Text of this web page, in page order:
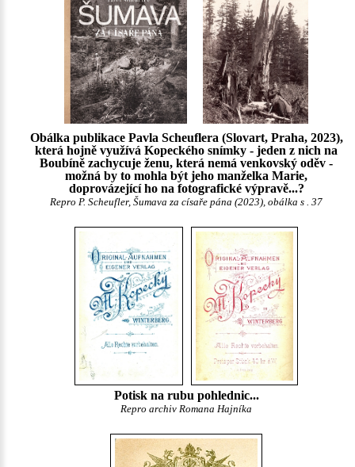
Obálka publikace Pavla Scheuflera (Slovart, Praha, 2023),
která hojně využívá Kopeckého snímky - jeden z nich na
Boubíně zachycuje ženu, která nemá venkovský oděv -
možná by to mohla být jeho manželka Marie,
doprovázející ho na fotografické výpravě...?
Repro P. Scheufler, Šumava za císaře pána (2023), obálka s . 37
Potisk na rubu pohlednic...
Repro archiv Romana Hajníka